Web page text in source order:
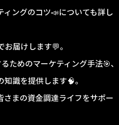
ングのコツ📣についても詳し
届けします💬。
ためのマーケティング手法🎯、
識を提供します🧠。
まの資金調達ライフをサポー